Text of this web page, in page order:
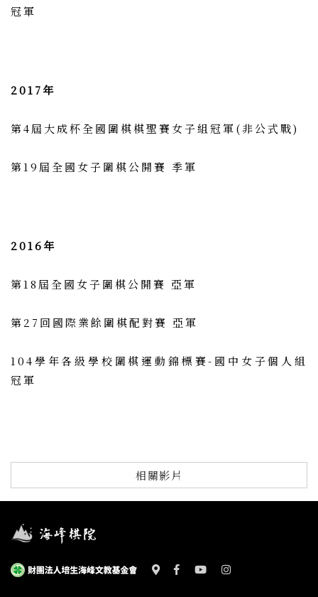
冠軍
2017年
第4屆大成杯全國圍棋棋聖賽女子組冠軍(非公式戰)
第19屆全國女子圍棋公開賽 季軍
2016年
第18屆全國女子圍棋公開賽 亞軍
第27回國際業餘圍棋配對賽 亞軍
104學年各級學校圍棋運動錦標賽-國中女子個人組
冠軍
相關影片